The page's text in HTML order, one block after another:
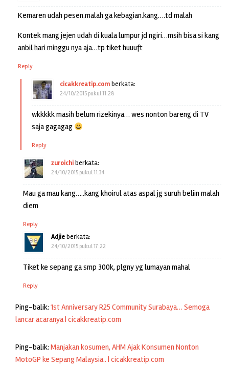
Kemaren udah pesen.malah ga kebagian.kang….td malah
Kontek mang jejen udah di kuala lumpur jd ngiri…msih bisa si kang
anbil hari minggu nya aja…tp tiket huuuft
Reply
cicakkreatip.comberkata:
24/10/2015 pukul 11:28
wkkkkk masih belum rizekinya… wes nonton bareng di TV
saja gagagag
Reply
zuroichiberkata:
24/10/2015 pukul 11:34
Mau ga mau kang…..kang khoirul atas aspal jg suruh beliin malah
diem
Reply
Adjieberkata:
24/10/2015 pukul 17:22
Tiket ke sepang ga smp 300k, plgny yg lumayan mahal
Reply
Ping-balik: 1st Anniversary R25 Community Surabaya… Semoga
lancar acaranya | cicakkreatip.com
Ping-balik: Manjakan kosumen, AHM Ajak Konsumen Nonton
MotoGP ke Sepang Malaysia.. | cicakkreatip.com